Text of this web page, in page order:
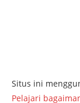
Situs ini
Pelajari